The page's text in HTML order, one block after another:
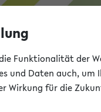
Funktionalität der
und Daten auch,
Wirkung für die